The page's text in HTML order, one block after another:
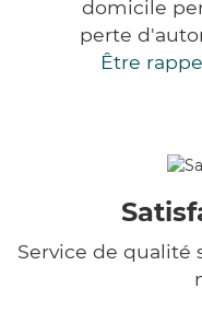
domicile
perte
Être
Service de qualité